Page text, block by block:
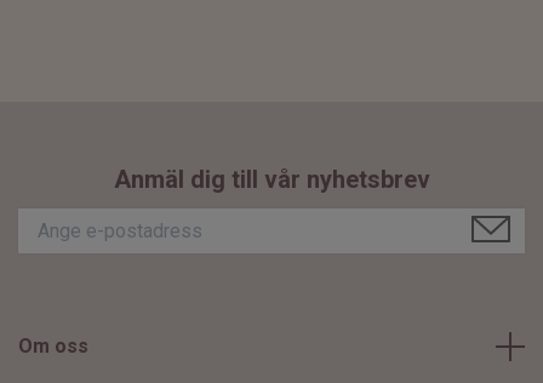
Anmäl dig till vår nyhetsbrev
Om oss